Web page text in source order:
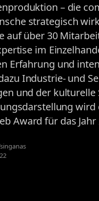
– die
strategisch
auf über 30
im
Erfahrung und
Industrie- und
und der kulturelle
Award für das